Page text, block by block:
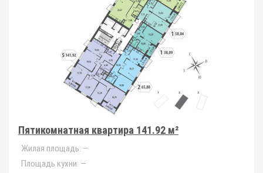
Пятикомнатная квартира 141.92 м²
Жилая площадь: —
Площадь кухни: —